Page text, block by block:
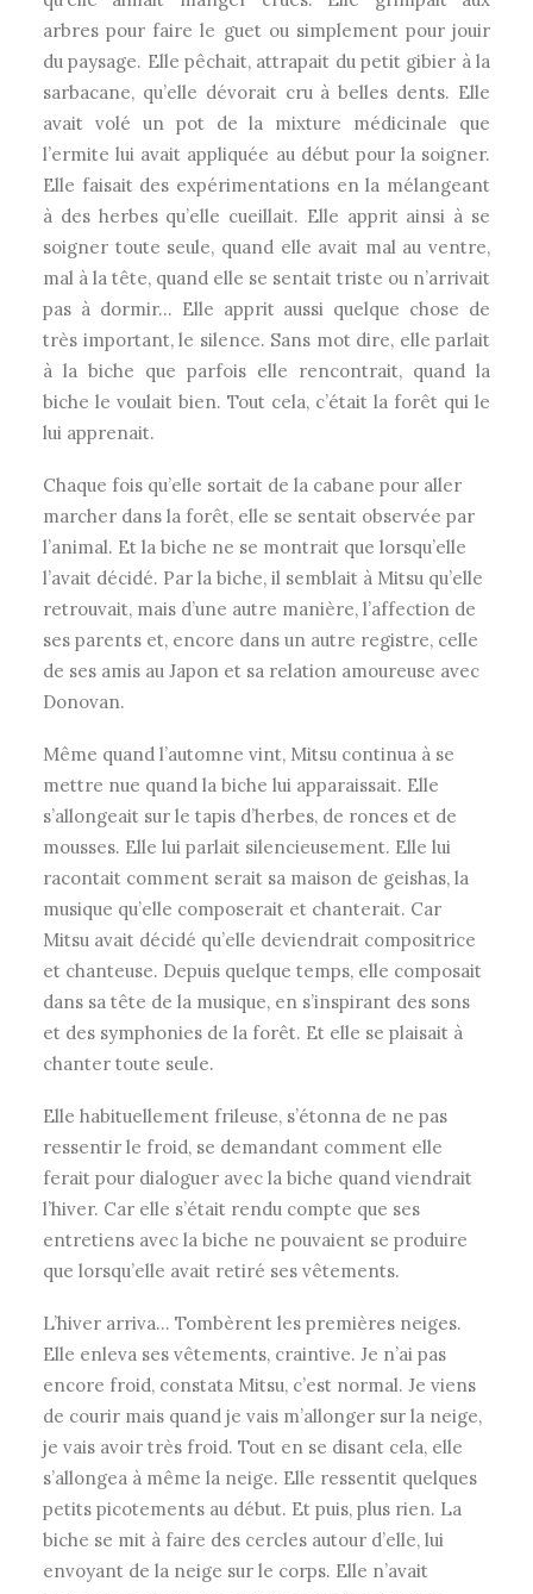
arbres pour faire le guet ou simplement pour jouir
du paysage. Elle pêchait, attrapait du petit gibier à la
sarbacane, qu’elle dévorait cru à belles dents. Elle
avait volé un pot de la mixture médicinale que
l’ermite lui avait appliquée au début pour la soigner.
Elle faisait des expérimentations en la mélangeant
à des herbes qu’elle cueillait. Elle apprit ainsi à se
soigner toute seule, quand elle avait mal au ventre,
mal à la tête, quand elle se sentait triste ou n’arrivait
pas à dormir… Elle apprit aussi quelque chose de
très important, le silence. Sans mot dire, elle parlait
à la biche que parfois elle rencontrait, quand la
biche le voulait bien. Tout cela, c’était la forêt qui le
lui apprenait.
Chaque fois qu’elle sortait de la cabane pour aller
marcher dans la forêt, elle se sentait observée par
l’animal. Et la biche ne se montrait que lorsqu’elle
l’avait décidé. Par la biche, il semblait à Mitsu qu’elle
retrouvait, mais d’une autre manière, l’affection de
ses parents et, encore dans un autre registre, celle
de ses amis au Japon et sa relation amoureuse avec
Donovan.
Même quand l’automne vint, Mitsu continua à se
mettre nue quand la biche lui apparaissait. Elle
s’allongeait sur le tapis d’herbes, de ronces et de
mousses. Elle lui parlait silencieusement. Elle lui
racontait comment serait sa maison de geishas, la
musique qu’elle composerait et chanterait. Car
Mitsu avait décidé qu’elle deviendrait compositrice
et chanteuse. Depuis quelque temps, elle composait
dans sa tête de la musique, en s’inspirant des sons
et des symphonies de la forêt. Et elle se plaisait à
chanter toute seule.
Elle habituellement frileuse, s’étonna de ne pas
ressentir le froid, se demandant comment elle
ferait pour dialoguer avec la biche quand viendrait
l’hiver. Car elle s’était rendu compte que ses
entretiens avec la biche ne pouvaient se produire
que lorsqu’elle avait retiré ses vêtements.
L’hiver arriva… Tombèrent les premières neiges.
Elle enleva ses vêtements, craintive. Je n’ai pas
encore froid, constata Mitsu, c’est normal. Je viens
de courir mais quand je vais m’allonger sur la neige,
je vais avoir très froid. Tout en se disant cela, elle
s’allongea à même la neige. Elle ressentit quelques
petits picotements au début. Et puis, plus rien. La
biche se mit à faire des cercles autour d’elle, lui
envoyant de la neige sur le corps. Elle n’avait